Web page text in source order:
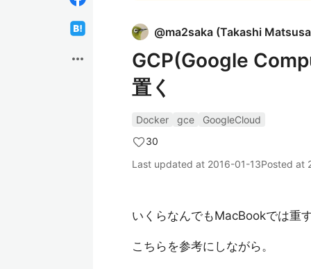
more_horiz
@ma2saka (Takashi
GCP(Google
置く
Docker gce
GoogleCloud
30
Last updated at 2016-01-13Posted at
いくらなんでもMacBookでは重
こちらを参考にしながら。